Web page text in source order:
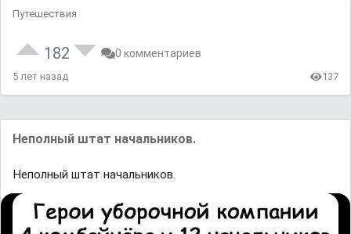
Путешествия
182 0 комментариев
5 лет назад 137
Неполный штат начальников.
Неполный штат начальников.